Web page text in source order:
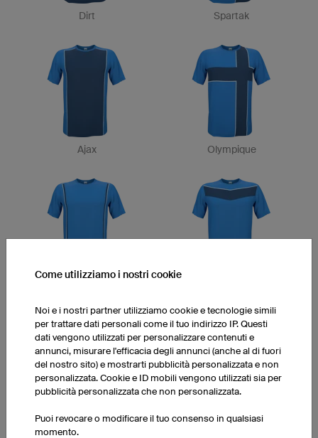
Dirt Spartak
Ajax Olympique
Maracana Hattrick
Come utilizziamo i nostri cookie
Noi e i nostri partner utilizziamo cookie e tecnologie simili
per trattare dati personali come il tuo indirizzo IP. Questi
dati vengono utilizzati per personalizzare contenuti e
annunci, misurare l'efficacia degli annunci (anche al di fuori
del nostro sito) e mostrarti pubblicità personalizzata e non
personalizzata. Cookie e ID mobili vengono utilizzati sia per
pubblicità personalizzata che non personalizzata.
Puoi revocare o modificare il tuo consenso in qualsiasi
momento.